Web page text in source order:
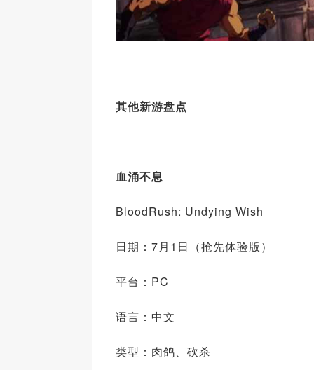
其他新游盘点
血涌不息
BloodRush: Undying Wish
日期：7月1日（抢先体验版）
平台：PC
语言：中文
类型：肉鸽、砍杀